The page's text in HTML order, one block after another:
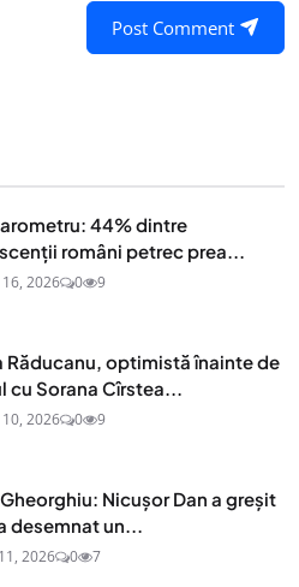
Post Comment
44% dintre
români petrec prea...
16, 2026 0 9
Răducanu, optimistă înainte de
cu Sorana Cîrstea...
10, 2026 0 9
Nicușor Dan a greșit
desemnat un...
2026 0 7